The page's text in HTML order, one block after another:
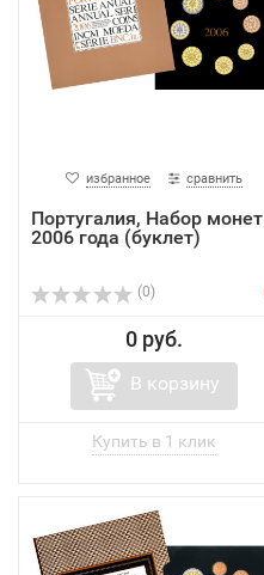
избранное сравнить
Португалия, Набор монет
2006 года (буклет)
(0)
0 руб.
В корзину